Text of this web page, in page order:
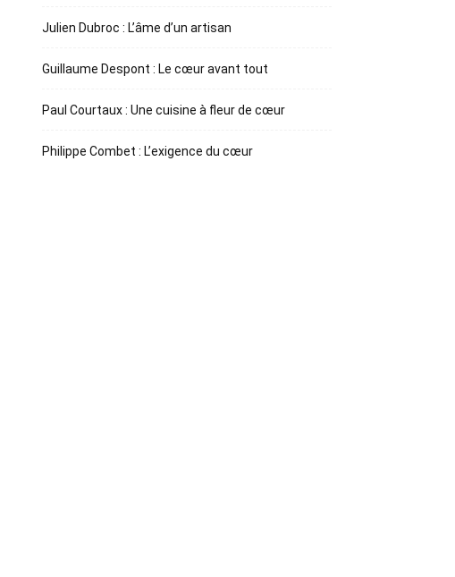
Julien Dubroc : L’âme d’un artisan
Guillaume Despont : Le cœur avant tout
Paul Courtaux : Une cuisine à fleur de cœur
Philippe Combet : L’exigence du cœur